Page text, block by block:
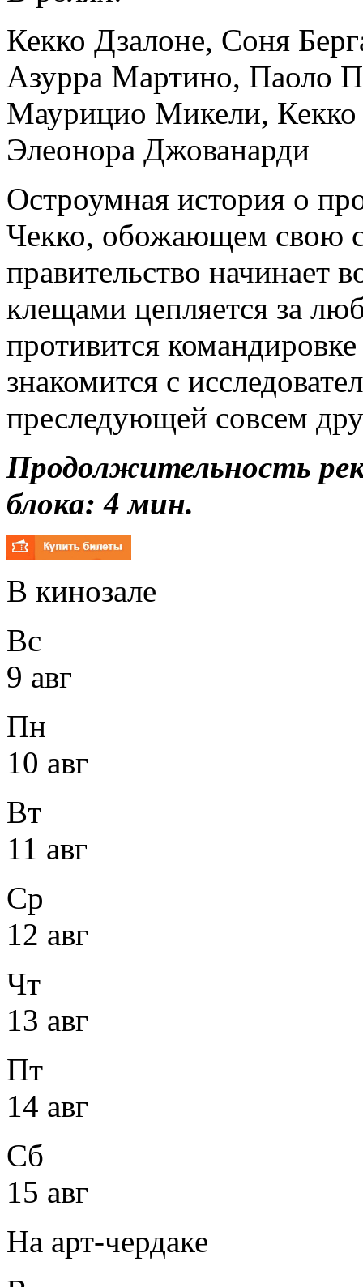
Кекко Дзалоне, Соня
Азурра Мартино, Паоло
Маурицио Микели,
Элеонора Джованарди
Остроумная история о
Чекко, обожающем свою
правительство начинает
клещами цепляется за
противится
знакомится с
преследующей совсем
Продолжительность
блока: 4 мин.
В кинозале
Вс
9 авг
Пн
10 авг
Вт
11 авг
Ср
12 авг
Чт
13 авг
Пт
14 авг
Сб
15 авг
На арт-чердаке